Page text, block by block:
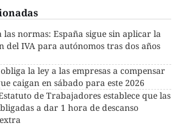
las normas: España sigue sin aplicar la
del IVA para autónomos tras dos años
la ley a las empresas a compensar
caigan en sábado para este 2026
de Trabajadores establece que las
a dar 1 hora de descanso